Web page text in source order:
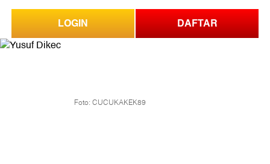
LOGIN DAFTAR
Foto: CUCUKAKEK89